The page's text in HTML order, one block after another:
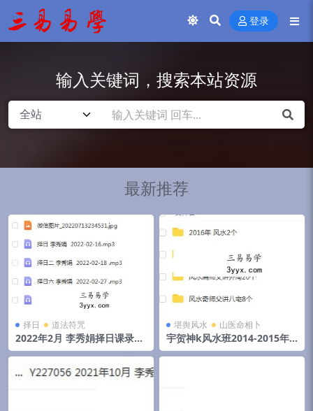
登录
输入关键词，搜索本站资源
最新推荐
择日 道法符咒
2022年2月 李秀娟择日课录音
和物品丢失怎么找
堪舆风水 山医命相卜
宇贺神k风水班2014-2015年
初文字记录.pdf 夸克网盘下载